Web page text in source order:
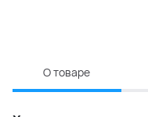
О товаре